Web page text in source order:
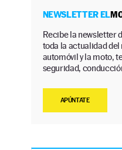
NEWSLETTER EL
Recibe la newsletter
toda la actualidad del
automóvil y la moto,
seguridad,
APÚNTATE